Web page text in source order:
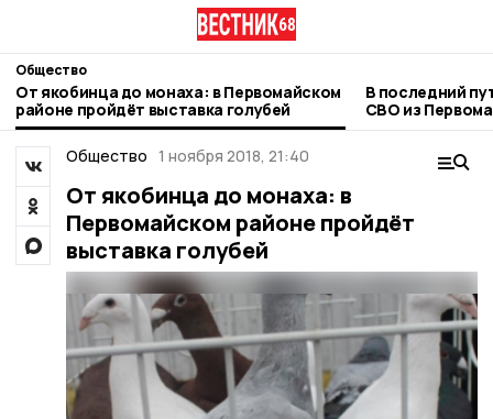
Общество
От якобинца до монаха: в Первомайском
районе пройдёт выставка голубей
В последний
СВО из
Общество 1 ноября 2018, 21:40
От якобинца до монаха: в
Первомайском районе пройдёт
выставка голубей